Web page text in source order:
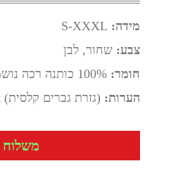
מידה: S-XXXL
צבע: שחור, לבן
חומר: 100% כותנה רכה נושמת
הערות: (גזרת גברים קלסית) classic fit
משלוח